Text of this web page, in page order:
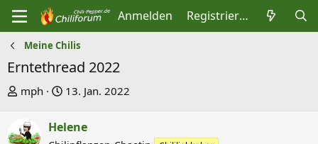
Anmelden Registrieren
Meine Chilis
Erntethread 2022
E
s
t
mph
E
s
t
13. Jan. 2022
Helene